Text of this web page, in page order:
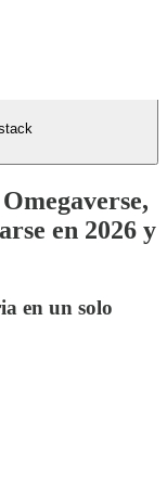
en 2026 y
en un solo